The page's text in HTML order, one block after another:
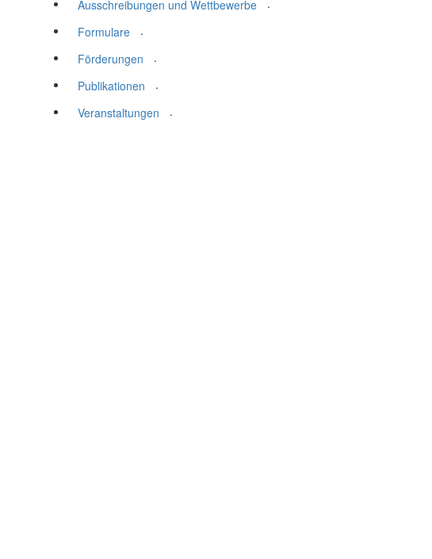
Ausschreibungen und Wettbewerbe
Formulare
.
Förderungen
.
Publikationen
.
Veranstaltungen
.